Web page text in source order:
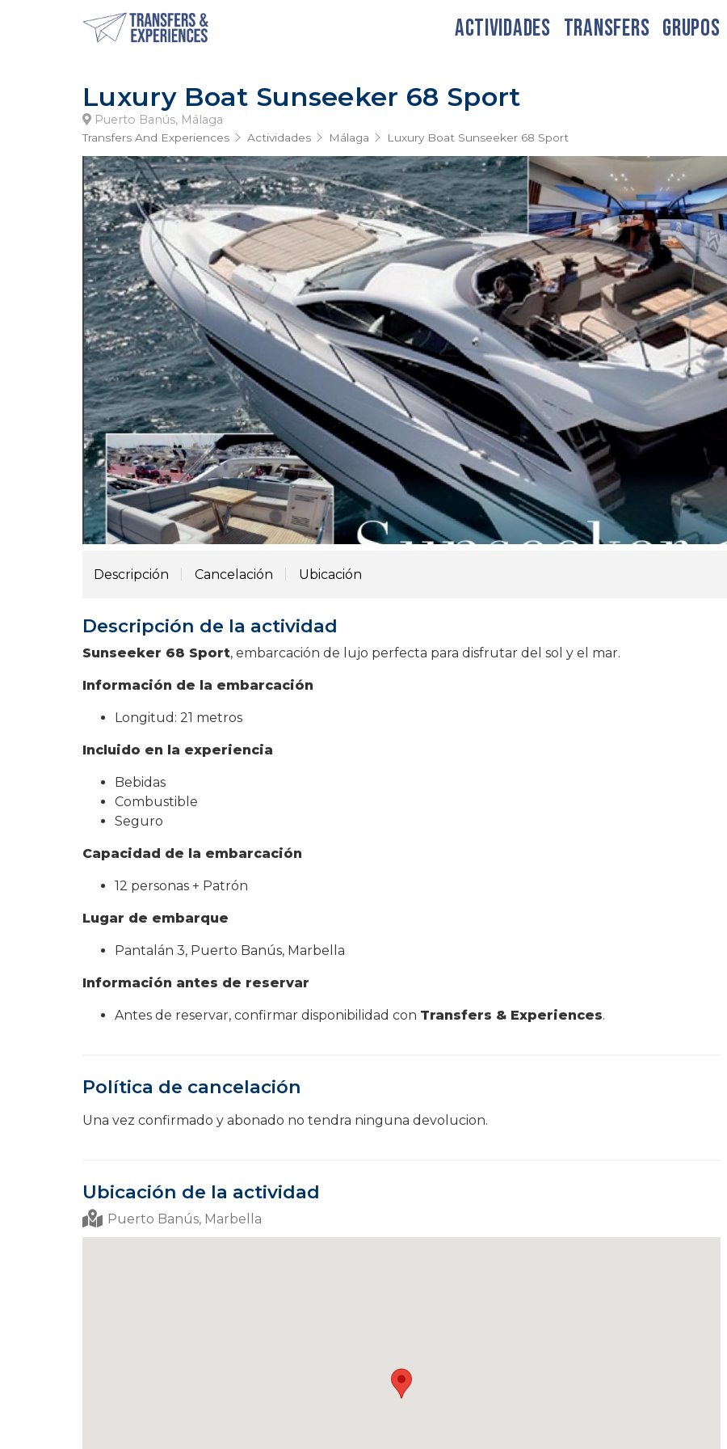
ACTIVIDADES TRANSFERS GRUPOS
Luxury Boat Sunseeker 68 Sport
Puerto Banús, Málaga
Transfers And Experiences Actividades Málaga Luxury Boat Sunseeker 68 Sport
Descripción Cancelación Ubicación
Descripción de la actividad
Sunseeker 68 Sport, embarcación de lujo perfecta para disfrutar del sol y el mar.
Información de la embarcación
Longitud: 21 metros
Incluido en la experiencia
Bebidas
Combustible
Seguro
Capacidad de la embarcación
12 personas + Patrón
Lugar de embarque
Pantalán 3, Puerto Banús, Marbella
Información antes de reservar
Antes de reservar, confirmar disponibilidad con Transfers & Experiences.
Política de cancelación
Una vez confirmado y abonado no tendra ninguna devolucion.
Ubicación de la actividad
Puerto Banús, Marbella